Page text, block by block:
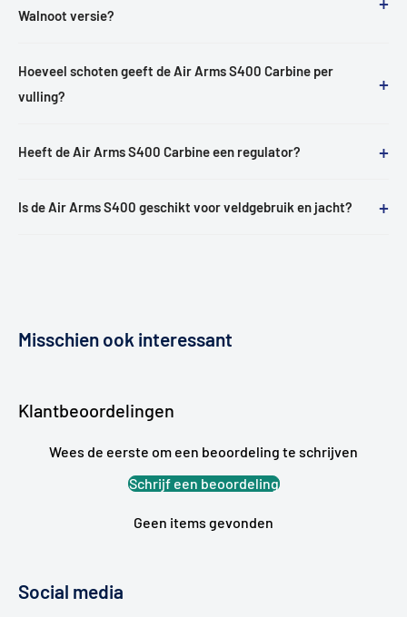
Walnoot versie?
Hoeveel schoten geeft de Air Arms S400 Carbine per
vulling?
+
Heeft de Air Arms S400 Carbine een regulator? +
Is de Air Arms S400 geschikt voor veldgebruik en jacht? +
Misschien ook interessant
Klantbeoordelingen
Wees de eerste om een beoordeling te schrijven
Schrijf een beoordeling
Geen items gevonden
Social media